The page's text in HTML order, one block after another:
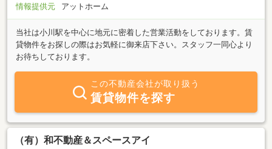
情報提供元
アットホーム
当社は小川駅を中心に地元に密着した営業活動をしております。賃
貸物件をお探しの際はお気軽に御来店下さい。スタッフ一同心より
お待ちしております。
この不動産会社が取り扱う
賃貸物件を探す
（有）和不動産＆スペースアイ